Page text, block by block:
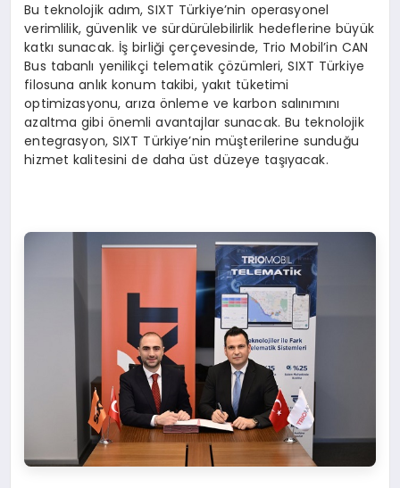
Bu teknolojik adım, SIXT Türkiye’nin operasyonel
verimlilik, güvenlik ve sürdürülebilirlik hedeflerine büyük
katkı sunacak. İş birliği çerçevesinde, Trio Mobil’in CAN
Bus tabanlı yenilikçi telematik çözümleri, SIXT Türkiye
filosuna anlık konum takibi, yakıt tüketimi
optimizasyonu, arıza önleme ve karbon salınımını
azaltma gibi önemli avantajlar sunacak. Bu teknolojik
entegrasyon, SIXT Türkiye’nin müşterilerine sunduğu
hizmet kalitesini de daha üst düzeye taşıyacak.